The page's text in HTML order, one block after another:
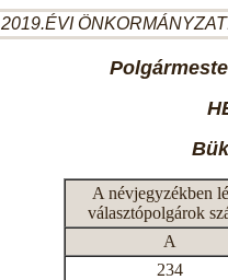
2019.ÉVI
A névjegyzékben
választópolgárok
A
234